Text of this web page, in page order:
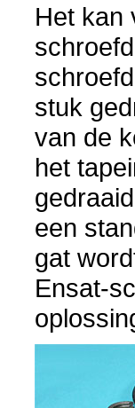
Het kan
stuk
van de
het
een
gat
Ensat-